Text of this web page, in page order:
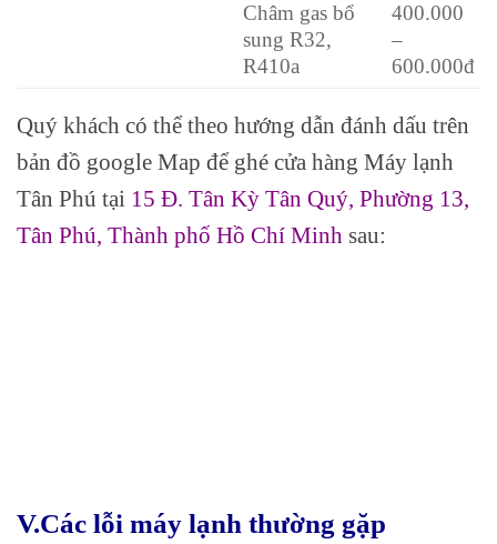
Châm gas bổ
sung R32,
R410a
400.000
–
600.000đ
Quý khách có thể theo hướng dẫn đánh dấu trên
bản đồ google Map để ghé cửa hàng Máy lạnh
Tân Phú tại 15 Đ. Tân Kỳ Tân Quý, Phường 13,
Tân Phú, Thành phố Hồ Chí Minh sau:
V.Các lỗi máy lạnh thường gặp